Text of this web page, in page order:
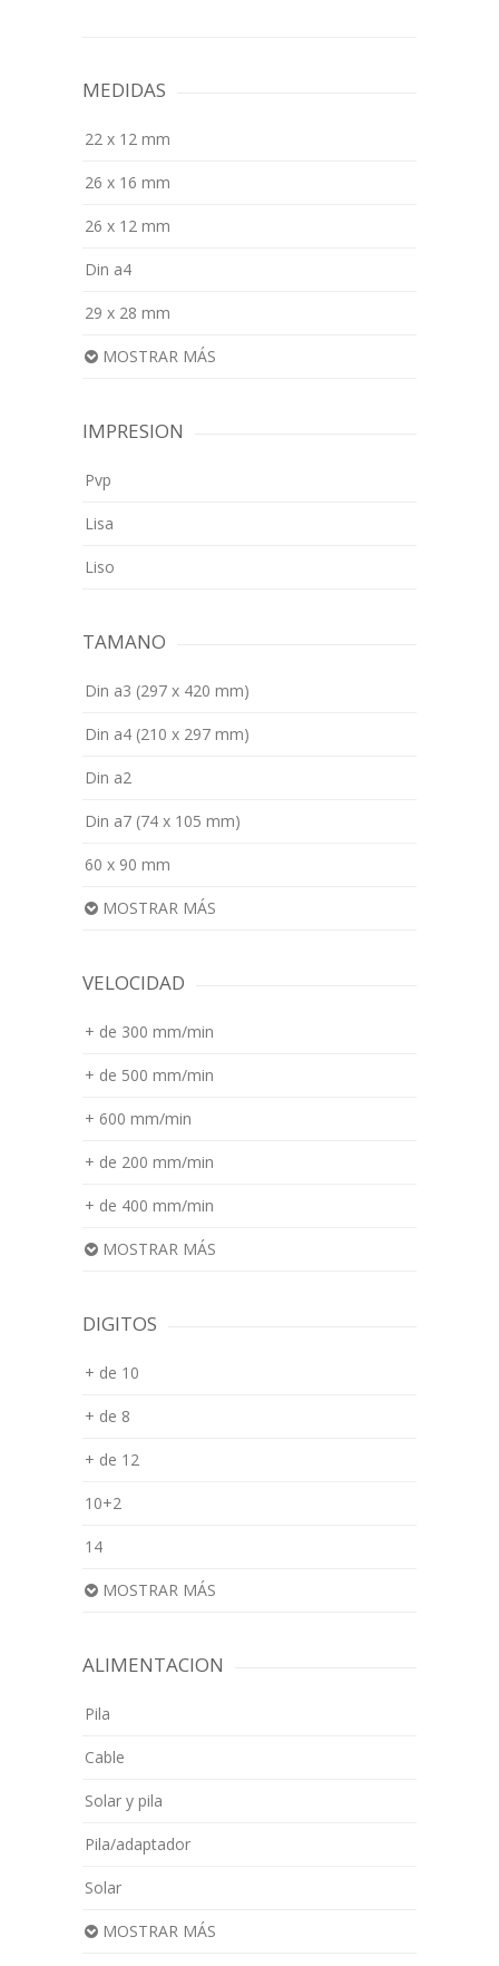
MEDIDAS
22 x 12 mm
26 x 16 mm
26 x 12 mm
Din a4
29 x 28 mm
MOSTRAR MÁS
IMPRESION
Pvp
Lisa
Liso
TAMANO
Din a3 (297 x 420 mm)
Din a4 (210 x 297 mm)
Din a2
Din a7 (74 x 105 mm)
60 x 90 mm
MOSTRAR MÁS
VELOCIDAD
+ de 300 mm/min
+ de 500 mm/min
+ 600 mm/min
+ de 200 mm/min
+ de 400 mm/min
MOSTRAR MÁS
DIGITOS
+ de 10
+ de 8
+ de 12
10+2
14
MOSTRAR MÁS
ALIMENTACION
Pila
Cable
Solar y pila
Pila/adaptador
Solar
MOSTRAR MÁS